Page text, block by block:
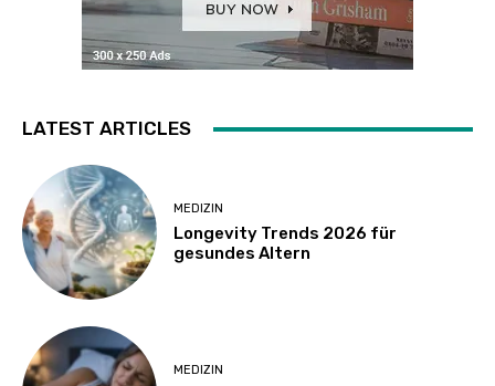
LATEST ARTICLES
MEDIZIN
Longevity Trends 2026 für
gesundes Altern
MEDIZIN